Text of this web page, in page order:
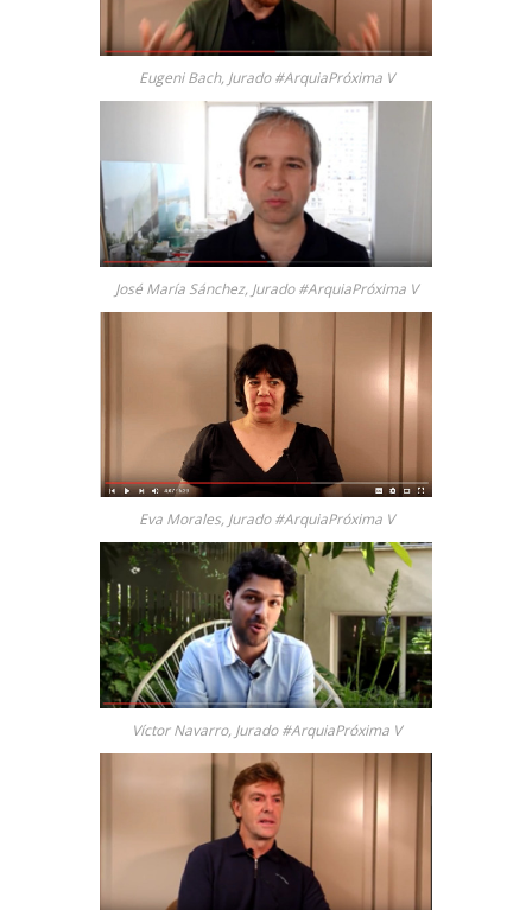
Eugeni Bach, Jurado #ArquiaPróxima V
José María Sánchez, Jurado #ArquiaPróxima V
Eva Morales, Jurado #ArquiaPróxima V
Víctor Navarro, Jurado #ArquiaPróxima V